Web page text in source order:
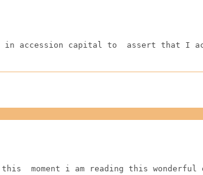
in accession capital to  assert that
moment i am reading this wonderful